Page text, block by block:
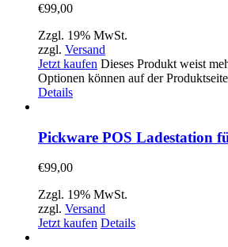
€99,00
Zzgl. 19% MwSt.
zzgl. Versand
Jetzt kaufen Dieses Produkt weist
Optionen können auf der
Details
Pickware POS Ladestation
€99,00
Zzgl. 19% MwSt.
zzgl. Versand
Jetzt kaufen Details